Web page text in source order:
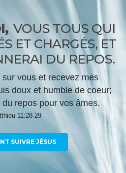
VOUS TOUS QUI
ET CHARGÉS, ET
DU REPOS.
vous et recevez mes
doux et humble de coeur;
repos pour vos âmes.
11:28-29
SUIVRE JÉSUS